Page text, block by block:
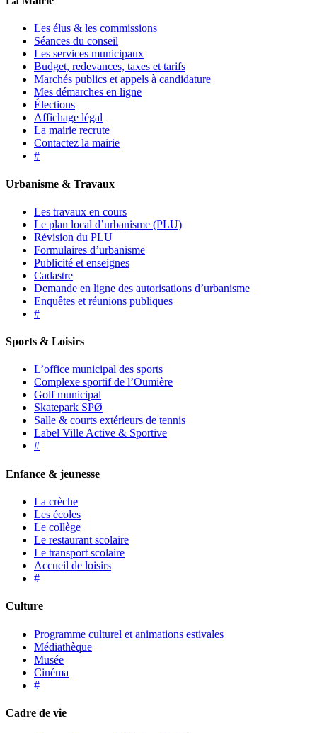
Les élus & les commissions
Séances du conseil
Les services municipaux
Budget, redevances, taxes et tarifs
Marchés publics et appels à candidature
Mes démarches en ligne
Élections
Affichage légal
La mairie recrute
Contactez la mairie
#
Urbanisme & Travaux
Les travaux en cours
Le plan local d’urbanisme (PLU)
Révision du PLU
Formulaires d’urbanisme
Publicité et enseignes
Cadastre
Demande en ligne des autorisations d’urbanisme
Enquêtes et réunions publiques
#
Sports & Loisirs
L’office municipal des sports
Complexe sportif de l’Oumière
Golf municipal
Skatepark SPØ
Salle & courts extérieurs de tennis
Label Ville Active & Sportive
#
Enfance & jeunesse
La crèche
Les écoles
Le collège
Le restaurant scolaire
Le transport scolaire
Accueil de loisirs
#
Culture
Programme culturel et animations estivales
Médiathèque
Musée
Cinéma
#
Cadre de vie